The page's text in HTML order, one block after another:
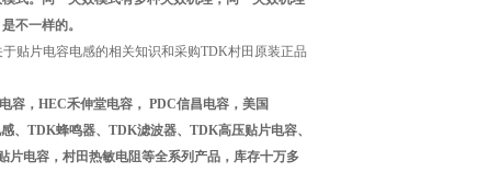
不一样的。
贴片电容电感的相关知识和采购TDK村田原装正品
容，HEC禾伸堂电容， PDC信昌电容，美国
、TDK蜂鸣器、TDK滤波器、TDK高压贴片电容、
电容，村田热敏电阻等全系列产品，库存十万多